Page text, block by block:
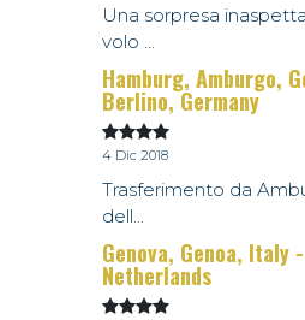
Una sorpresa
volo ...
Hamburg, Amburgo,
Berlino, Germany
4 Dic 2018
Trasferimento da
dell...
Genova, Genoa, Italy
Netherlands